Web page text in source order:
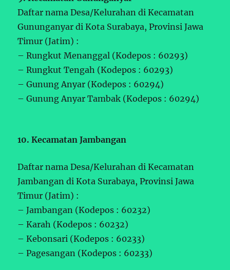
Daftar nama Desa/Kelurahan di Kecamatan
Gununganyar di Kota Surabaya, Provinsi Jawa
Timur (Jatim) :
– Rungkut Menanggal (Kodepos : 60293)
– Rungkut Tengah (Kodepos : 60293)
– Gunung Anyar (Kodepos : 60294)
– Gunung Anyar Tambak (Kodepos : 60294)
10. Kecamatan Jambangan
Daftar nama Desa/Kelurahan di Kecamatan
Jambangan di Kota Surabaya, Provinsi Jawa
Timur (Jatim) :
– Jambangan (Kodepos : 60232)
– Karah (Kodepos : 60232)
– Kebonsari (Kodepos : 60233)
– Pagesangan (Kodepos : 60233)